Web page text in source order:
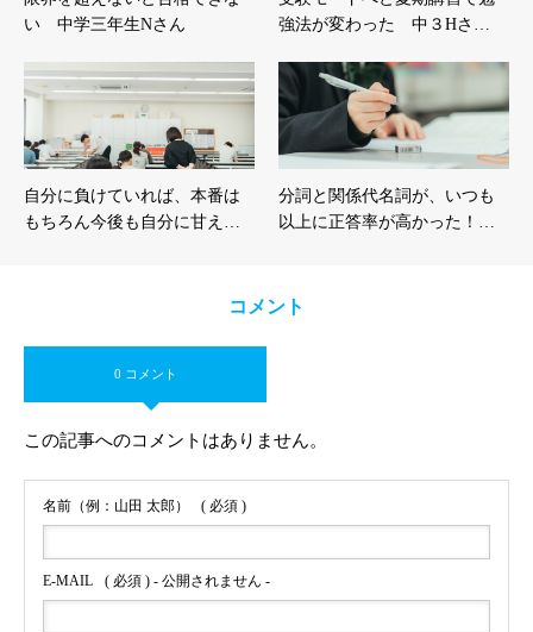
い 中学三年生Nさん
強法が変わった 中３Hさ…
自分に負けていれば、本番は
もちろん今後も自分に甘え…
分詞と関係代名詞が、いつも
以上に正答率が高かった！…
コメント
0 コメント
この記事へのコメントはありません。
名前（例：山田 太郎） ( 必須 )
E-MAIL ( 必須 ) - 公開されません -